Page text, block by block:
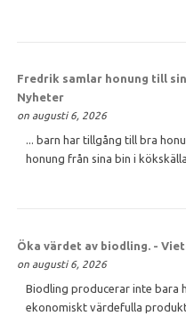
Fredrik samlar honung till
Nyheter
on augusti 6, 2026
... barn har tillgång till bra
honung från sina bin i
Öka värdet av biodling. -
on augusti 6, 2026
Biodling producerar inte bara
ekonomiskt värdefulla